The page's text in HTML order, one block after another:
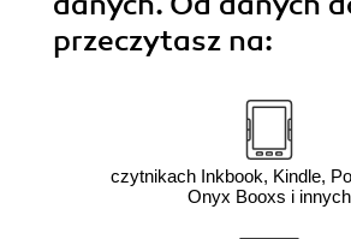
przeczytasz na:
czytnikach Inkbook, Kindle,
Onyx Booxs i innych